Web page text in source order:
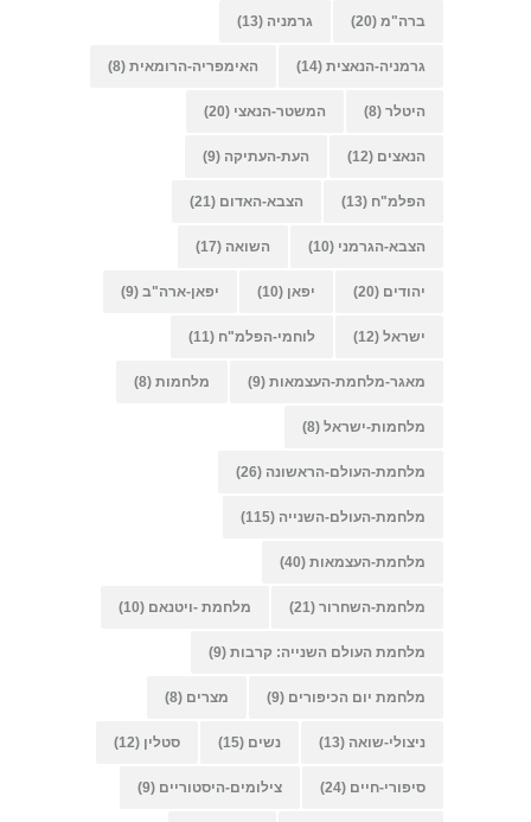
ברה"מ (20) גרמניה (13)
גרמניה-הנאצית (14) האימפריה-הרומאית (8)
היטלר (8) המשטר-הנאצי (20)
הנאצים (12) העת-העתיקה (9)
הפלמ"ח (13) הצבא-האדום (21)
הצבא-הגרמני (10) השואה (17)
יהודים (20) יפאן (10) יפאן-ארה"ב (9)
ישראל (12) לוחמי-הפלמ"ח (11)
מאגר-מלחמת-העצמאות (9) מלחמות (8)
מלחמות-ישראל (8)
מלחמת-העולם-הראשונה (26)
מלחמת-העולם-השנייה (115)
מלחמת-העצמאות (40)
מלחמת-השחרור (21) מלחמת -ויטנאם (10)
מלחמת העולם השנייה: קרבות (9)
מלחמת יום הכיפורים (9) מצרים (8)
ניצולי-שואה (13) נשים (15) סטלין (12)
סיפורי-חיים (24) צילומים-היסטוריים (9)